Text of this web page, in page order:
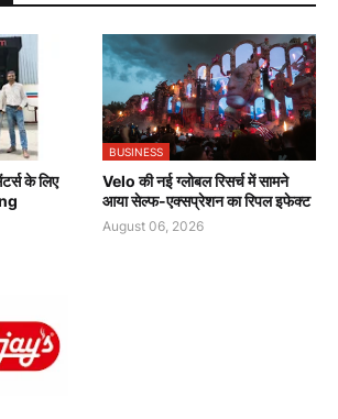
के लिए
BUSINESS
Velo की नई ग्लोबल रिसर्च में सामने
आया सेल्फ-एक्सप्रेशन का रिपल इफेक्ट
August 06, 2026